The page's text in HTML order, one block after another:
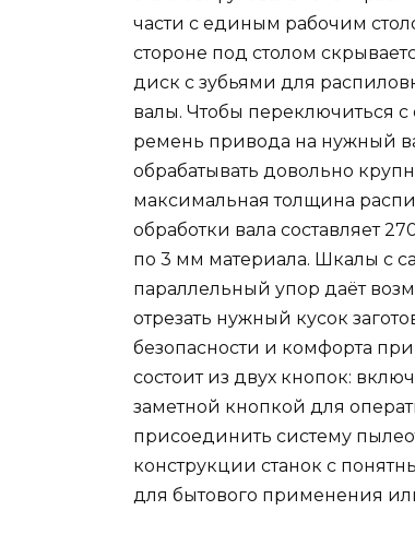
части с единым рабочим
стороне под столом
диск с зубьями для
валы. Чтобы переключиться
ремень привода на нужный
обрабатывать довольно
максимальная толщина
обработки вала составляет
по 3 мм материала. Шкалы с
параллельный упор даёт
отрезать нужный кусок
безопасности и комфорта
состоит из двух кнопок:
заметной кнопкой для
присоединить систему
конструкции станок с
для бытового применения